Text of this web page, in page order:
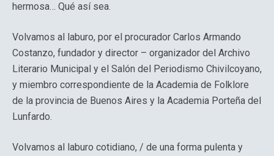
hermosa… Qué así sea.
Volvamos al laburo, por el procurador Carlos Armando
Costanzo, fundador y director – organizador del Archivo
Literario Municipal y el Salón del Periodismo Chivilcoyano,
y miembro correspondiente de la Academia de Folklore
de la provincia de Buenos Aires y la Academia Porteña del
Lunfardo.
Volvamos al laburo cotidiano, / de una forma pulenta y